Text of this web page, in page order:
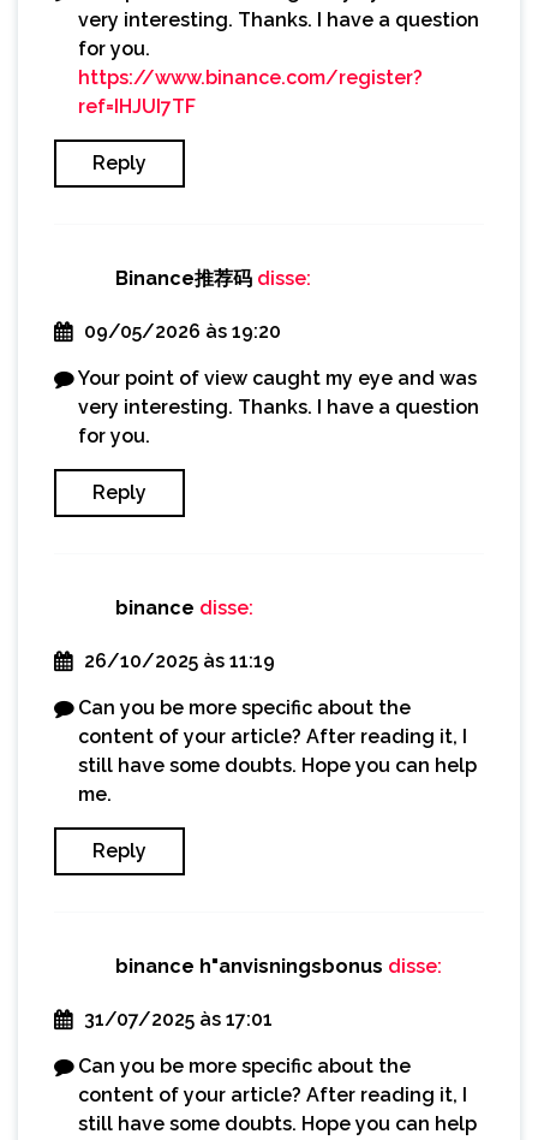
very interesting. Thanks. I have a question
for you.
https://www.binance.com/register?
ref=IHJUI7TF
Reply
Binance推荐码 disse:
09/05/2026 às 19:20
Your point of view caught my eye and was
very interesting. Thanks. I have a question
for you.
Reply
binance disse:
26/10/2025 às 11:19
Can you be more specific about the
content of your article? After reading it, I
still have some doubts. Hope you can help
me.
Reply
binance h"anvisningsbonus disse:
31/07/2025 às 17:01
Can you be more specific about the
content of your article? After reading it, I
still have some doubts. Hope you can help